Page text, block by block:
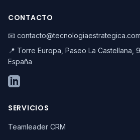
CONTACTO
📧 contacto@tecnologiaestrategica.com
📍 Torre Europa, Paseo La Castellana,
España
SERVICIOS
Teamleader CRM